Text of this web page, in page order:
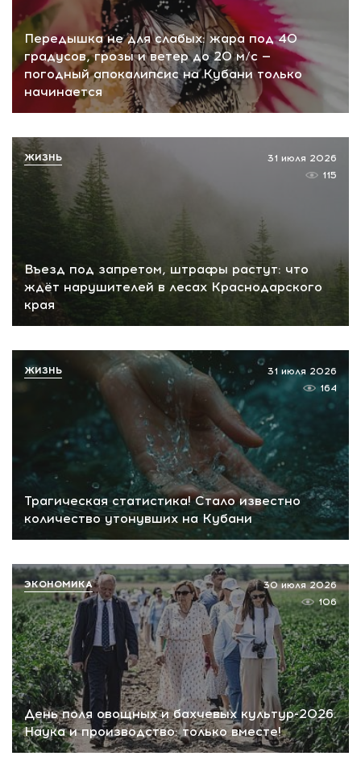
Передышка не для слабых: жара под 40
градусов, грозы и ветер до 20 м/с —
погодный апокалипсис на Кубани только
начинается
Въезд под запретом, штрафы растут: что
ждёт нарушителей в лесах Краснодарского
края
31 июля 2026
115
ЖИЗНЬ
Трагическая статистика! Стало известно
количество утонувших на Кубани
31 июля 2026
164
ЖИЗНЬ
День поля овощных и бахчевых культур-2026.
Наука и производство: только вместе!
30 июля 2026
106
ЭКОНОМИКА